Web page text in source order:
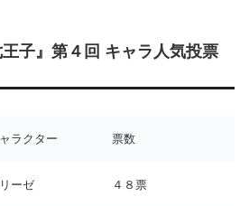
王子』第４回 キャラ人気投票
ラクター 票数
ーゼ ４８票